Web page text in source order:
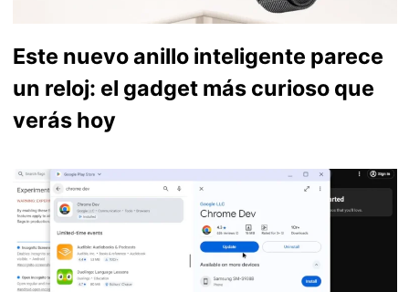
Este nuevo anillo inteligente parece
un reloj: el gadget más curioso que
verás hoy